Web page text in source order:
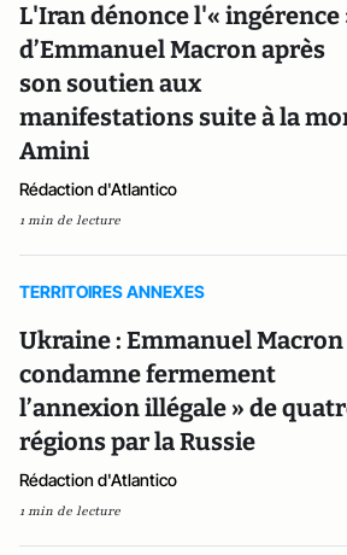
L'Iran dénonce l'« ingérence
d’Emmanuel Macron après
son soutien aux
manifestations suite à la
Amini
Rédaction d'Atlantico
1 min de lecture
TERRITOIRES ANNEXES
Ukraine : Emmanuel Macron
condamne fermement
l’annexion illégale » de
régions par la Russie
Rédaction d'Atlantico
1 min de lecture